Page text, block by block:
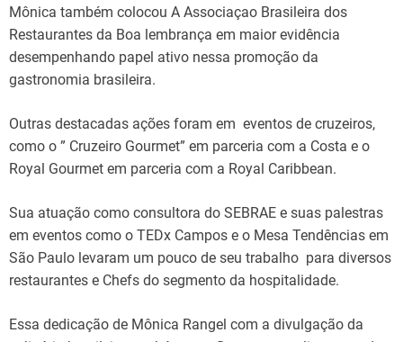
Mônica também colocou A Associaçao Brasileira dos
Restaurantes da Boa lembrança em maior evidência
desempenhando papel ativo nessa promoção da
gastronomia brasileira.
Outras destacadas ações foram em eventos de cruzeiros,
como o ” Cruzeiro Gourmet” em parceria com a Costa e o
Royal Gourmet em parceria com a Royal Caribbean.
Sua atuação como consultora do SEBRAE e suas palestras
em eventos como o TEDx Campos e o Mesa Tendências em
São Paulo levaram um pouco de seu trabalho para diversos
restaurantes e Chefs do segmento da hospitalidade.
Essa dedicação de Mônica Rangel com a divulgação da